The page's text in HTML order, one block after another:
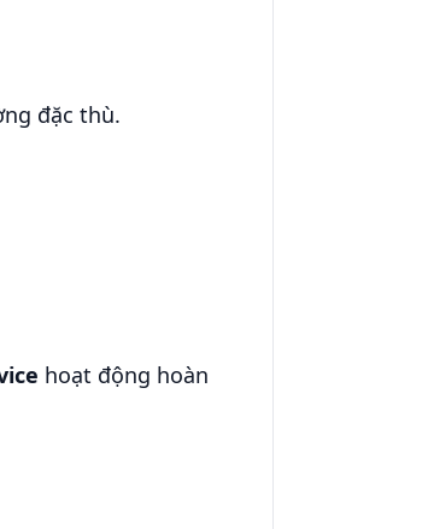
đặc thù.
hoạt động hoàn